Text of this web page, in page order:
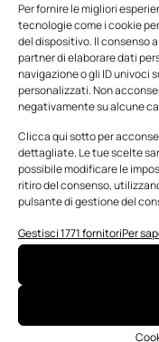
Per fornire le migliori
tecnologie come i cookie
del dispositivo. Il consenso
partner di elaborare dati
navigazione o gli ID univoci
personalizzati. Non
negativamente su alcune
Clicca qui sotto per
dettagliate. Le tue scelte
possibile modificare le
ritiro del consenso,
pulsante di gestione del
Gestisci 1771 fornitoriPer
Edicola Web
Notizie da
I nanonastri di
con un singolo